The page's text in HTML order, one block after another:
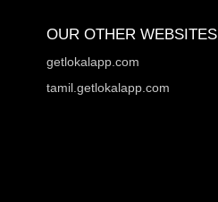
OUR OTHER WEBSITES
getlokalapp.com
tamil.getlokalapp.com